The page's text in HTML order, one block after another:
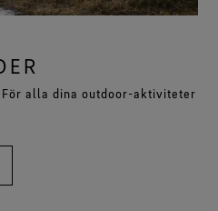
alla dina outdoor-aktiviteter